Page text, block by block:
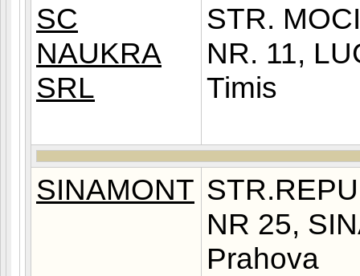
SC
NAUKRA
SRL
STR.
NR. 11,
Timis
SINAMONT
NR 25,
Prahova